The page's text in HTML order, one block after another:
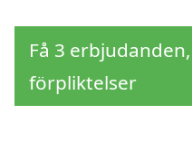
Få 3
förpliktelser